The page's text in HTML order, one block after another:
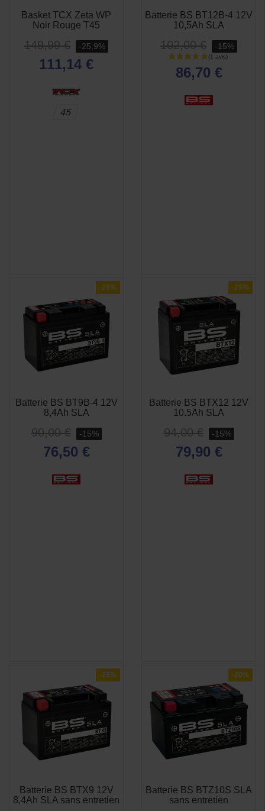
Basket TCX Zeta WP
Noir Rouge T45
149,99 € -25,9%
111,14 €
45
Batterie BS BT12B-4 12V
10,5Ah SLA
102,00 € -15%
86,70 €
-15%
APERÇU
RAPIDE
Batterie BS BT9B-4 12V
8,4Ah SLA
90,00 € -15%
76,50 €
-15%
 APERÇU
RAPIDE
Batterie BS BTX12 12V
10.5Ah SLA
94,00 € -15%
79,90 €
-15%
 APERÇU
RAPIDE
Batterie BS BTX9 12V
8,4Ah SLA sans entretien
-20%
 APERÇU
RAPIDE
Batterie BS BTZ10S SLA
sans entretien

APERÇU
RAPIDE
APERÇU
RAPIDE